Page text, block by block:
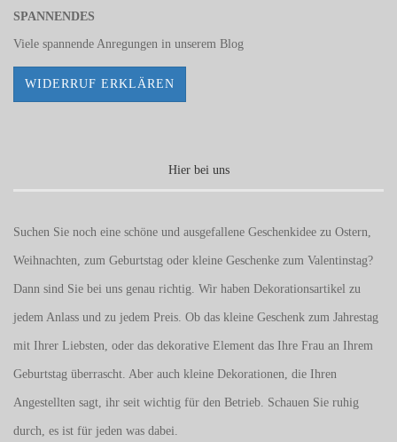
SPANNENDES
Viele spannende Anregungen in unserem Blog
WIDERRUF ERKLÄREN
Hier bei uns
Suchen Sie noch eine schöne und ausgefallene Geschenkidee zu Ostern,
Weihnachten, zum Geburtstag oder kleine Geschenke zum Valentinstag?
Dann sind Sie bei uns genau richtig. Wir haben Dekorationsartikel zu
jedem Anlass und zu jedem Preis. Ob das kleine Geschenk zum Jahrestag
mit Ihrer Liebsten, oder das dekorative Element das Ihre Frau an Ihrem
Geburtstag überrascht. Aber auch kleine Dekorationen, die Ihren
Angestellten sagt, ihr seit wichtig für den Betrieb. Schauen Sie ruhig
durch, es ist für jeden was dabei.